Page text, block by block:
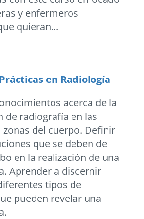
y enfermeros
quieran...
en Radiología
acerca de la
de radiografía en las
del cuerpo. Definir
que se deben de
en la realización de una
Aprender a discernir
tipos de
pueden revelar una